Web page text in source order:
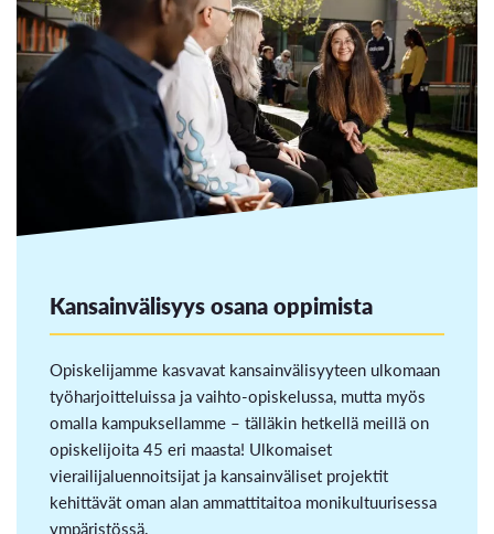
Kansainvälisyys osana oppimista
Opiskelijamme kasvavat kansainvälisyyteen ulkomaan
työharjoitteluissa ja vaihto-opiskelussa, mutta myös
omalla kampuksellamme – tälläkin hetkellä meillä on
opiskelijoita 45 eri maasta! Ulkomaiset
vierailijaluennoitsijat ja kansainväliset projektit
kehittävät oman alan ammattitaitoa monikultuurisessa
ympäristössä.